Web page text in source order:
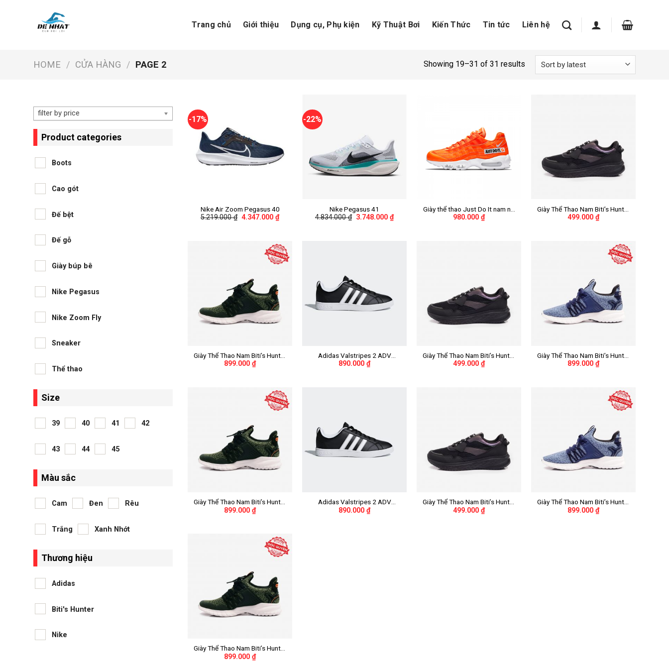
Trang chủ Giới thiệu Dụng cụ, Phụ kiện Kỹ Thuật Bơi Kiến Thức Tin tức Liên hệ
HOME / CỬA HÀNG / PAGE 2 Showing 19–31 of 31 results
filter by price
Product categories
Boots
Cao gót
Đế bệt
Đế gỗ
Giày búp bê
Nike Pegasus
Nike Zoom Fly
Sneaker
Thể thao
Size
39 40 41 42
43 44 45
Màu sắc
Cam Đen Rêu
Trắng Xanh Nhớt
Thương hiệu
Adidas
Biti's Hunter
Nike
-17%
Nike Air Zoom Pegasus 40
5.219.000₫ 4.347.000₫
-22%
Nike Pegasus 41
4.834.000₫ 3.748.000₫
Giày thể thao Just Do It nam nữ
loại đẹp
980.000 ₫
Giày Thể Thao Nam Biti’s Hunter
Core – Midnight Black Inverted
499.000 ₫
Giày Thể Thao Nam Biti’s Hunter
X Liteknit DSMH02201REU
899.000 ₫
Adidas Valstripes 2 ADV
“Black/White Stripes” Nữ
890.000 ₫
Giày Thể Thao Nam Biti’s Hunter
Core – Midnight Black Inverted
499.000 ₫
Giày Thể Thao Nam Biti’s Hunter
X Liteknit DSMH02201XNH
899.000 ₫
Giày Thể Thao Nam Biti’s Hunter
X Liteknit DSMH02201REU
899.000 ₫
Adidas Valstripes 2 ADV
“Black/White Stripes” Nữ
890.000 ₫
Giày Thể Thao Nam Biti’s Hunter
Core – Midnight Black Inverted
499.000 ₫
Giày Thể Thao Nam Biti’s Hunter
X Liteknit DSMH02201XNH
899.000 ₫
Giày Thể Thao Nam Biti’s Hunter
X Liteknit DSMH02201REU
899.000 ₫